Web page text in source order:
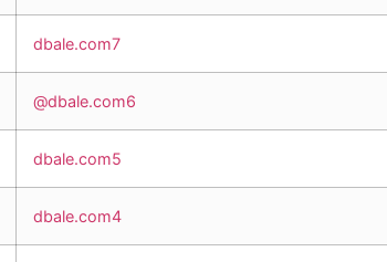
dbale.com7
@dbale.com6
dbale.com5
dbale.com4